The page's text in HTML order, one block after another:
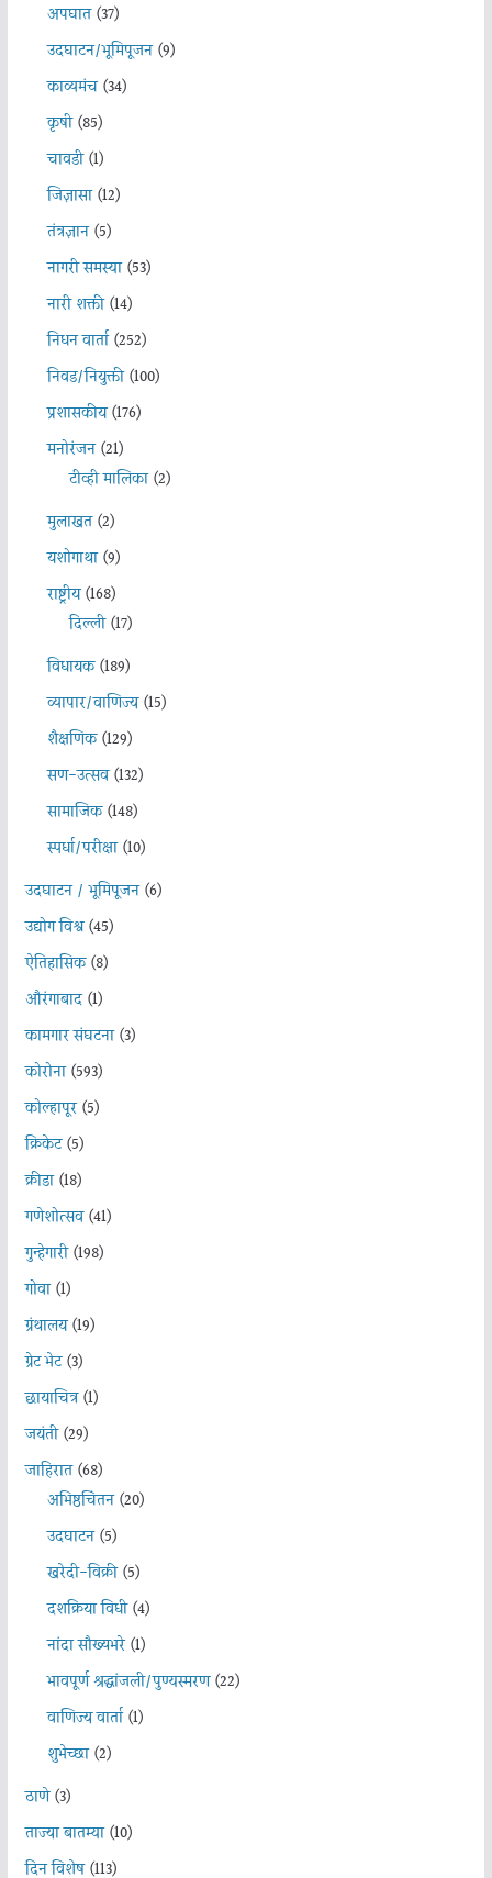
अपघात(37)
उदघाटन/भूमिपूजन(9)
काव्यमंच(34)
कृषी(85)
चावडी(1)
जिज्ञासा(12)
तंत्रज्ञान(5)
नागरी समस्या(53)
नारी शक्ती(14)
निधन वार्ता(252)
निवड/नियुक्ती(100)
प्रशासकीय(176)
मनोरंजन(21)
टीव्ही मालिका(2)
मुलाखत(2)
यशोगाथा(9)
राष्ट्रीय(168)
दिल्ली(17)
विधायक(189)
व्यापार/वाणिज्य(15)
शैक्षणिक(129)
सण-उत्सव(132)
सामाजिक(148)
स्पर्धा/परीक्षा(10)
उदघाटन / भूमिपूजन(6)
उद्योग विश्व(45)
ऐतिहासिक(8)
औरंगाबाद(1)
कामगार संघटना(3)
कोरोना(593)
कोल्हापूर(5)
क्रिकेट(5)
क्रीडा(18)
गणेशोत्सव(41)
गुन्हेगारी(198)
गोवा(1)
ग्रंथालय(19)
ग्रेट भेट(3)
छायाचित्र(1)
जयंती(29)
जाहिरात(68)
अभिष्ठचिंतन(20)
उदघाटन(5)
खरेदी-विक्री(5)
दशक्रिया विधी(4)
नांदा सौख्यभरे(1)
भावपूर्ण श्रद्धांजली/पुण्यस्मरण(22)
वाणिज्य वार्ता(1)
शुभेच्छा(2)
ठाणे(3)
ताज्या बातम्या(10)
दिन विशेष(113)